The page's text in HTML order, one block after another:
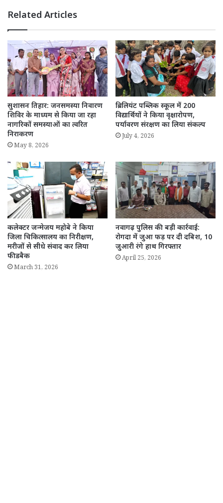
Related Articles
सुशासन तिहार: जनसमस्या निवारण
शिविर के माध्यम से किया जा रहा
नागरिकों समस्याओं का त्वरित
निराकरण
May 8, 2026
ब्रिलियंट पब्लिक स्कूल में 200
विद्यार्थियों ने किया वृक्षारोपण,
पर्यावरण संरक्षण का लिया संकल्प
July 4, 2026
कलेक्टर जन्मेजय महोबे ने किया
जिला चिकित्सालय का निरीक्षण,
मरीजों से सीधे संवाद कर लिया
फीडबैक
March 31, 2026
नवागढ़ पुलिस की बड़ी कार्रवाई:
रोगदा में जुआ फड़ पर दी दबिश, 10
जुआरी रंगे हाथ गिरफ्तार
April 25, 2026